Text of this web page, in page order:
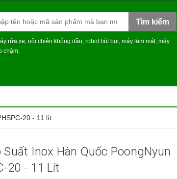
Tìm kiếm
rửa xe, nồi chiên không dầu, robot hút bụi, máy làm mát, máy
chậm,
20 - 11 lít
Suất Inox Hàn Quốc PoongNyun
20 - 11 Lít